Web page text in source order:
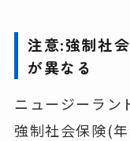
注意:強制社
が異なる
ニュージーラン
強制社会保険(